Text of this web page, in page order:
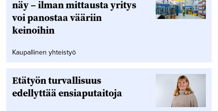
näy – ilman mittausta yritys
voi panostaa vääriin
keinoihin
Kaupallinen yhteistyö
Etätyön turvallisuus
edellyttää ensiaputaitoja